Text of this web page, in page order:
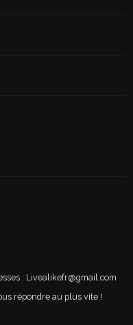
: Livealikefr@gmail.com
répondre au plus vite !